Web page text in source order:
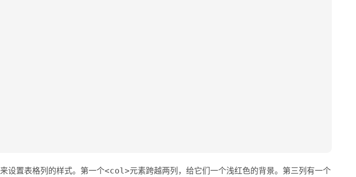
来设置表格列的样式。第一个<col>元素跨越两列，给它们一个浅红色的背景。第三列有一个